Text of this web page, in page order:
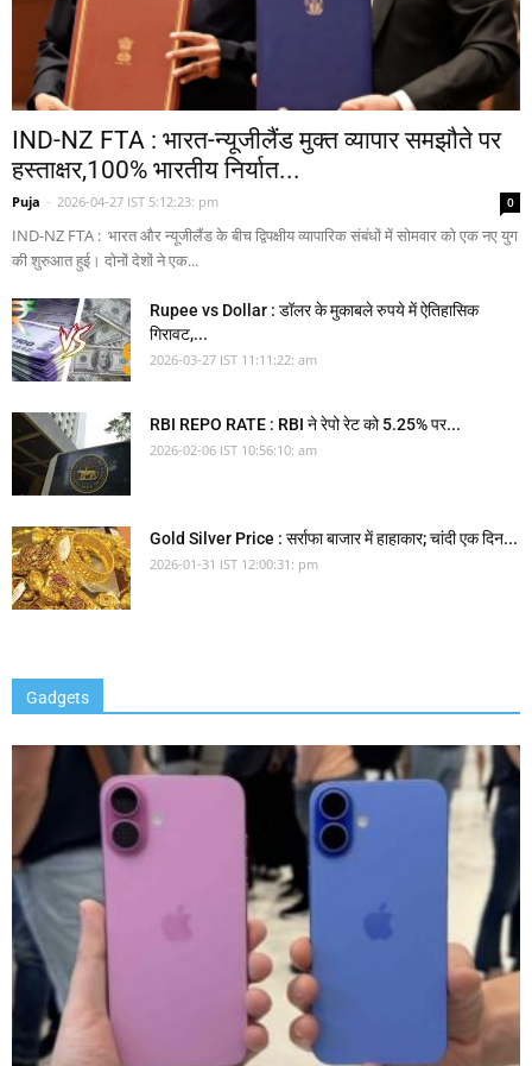
IND-NZ FTA : भारत-न्यूजीलैंड मुक्त व्यापार समझौते पर
हस्ताक्षर,100% भारतीय निर्यात...
Puja - 2026-04-27 IST 5:12:23: pm 0
IND-NZ FTA : भारत और न्यूजीलैंड के बीच द्विपक्षीय व्यापारिक संबंधों में सोमवार को एक नए युग
की शुरुआत हुई। दोनों देशों ने एक...
Rupee vs Dollar : डॉलर के मुकाबले रुपये में ऐतिहासिक
गिरावट,...
2026-03-27 IST 11:11:22: am
RBI REPO RATE : RBI ने रेपो रेट को 5.25% पर...
2026-02-06 IST 10:56:10: am
Gold Silver Price : सर्राफा बाजार में हाहाकार; चांदी एक दिन...
2026-01-31 IST 12:00:31: pm
Gadgets